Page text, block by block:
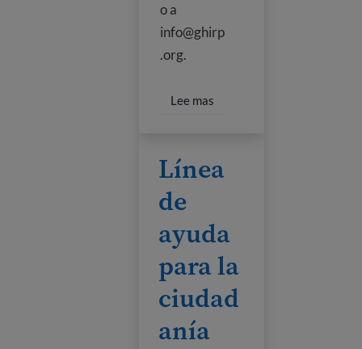
o a
info@ghirp
.org.
Lee mas
Línea
de
ayuda
para la
ciudad
anía